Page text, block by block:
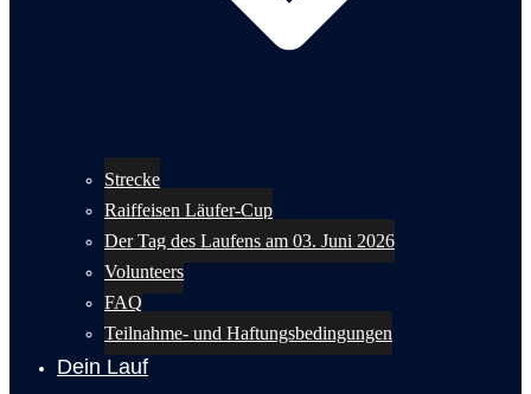
Strecke
Raiffeisen Läufer-Cup
Der Tag des Laufens am 03. Juni 2026
Volunteers
FAQ
Teilnahme- und Haftungsbedingungen
Dein Lauf